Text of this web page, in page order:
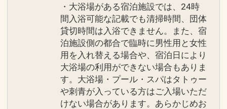
・大浴場がある宿泊施設では、24時
間入浴可能な記載でも清掃時間、団体
貸切時間は入浴できません。また、宿
泊施設側の都合で臨時に男性用と女性
用を入れ替える場合や、宿泊日により
大浴場の利用ができない場合もありま
す。大浴場・プール・スパはタトゥー
や刺青が入っている方はご入場いただ
けない場合があります。あらかじめお